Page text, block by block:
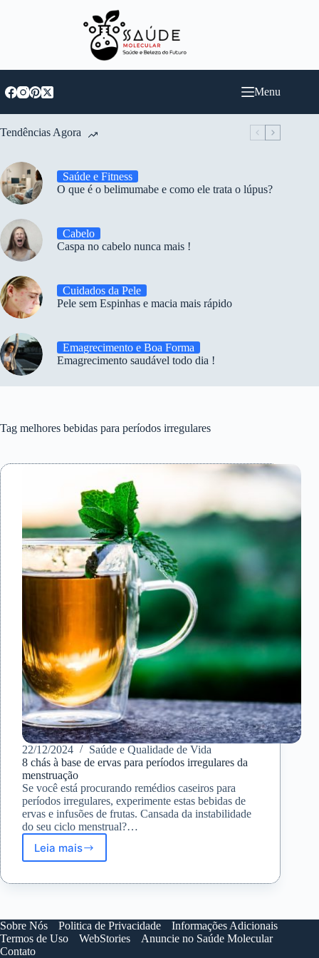
Menu
Tendências Agora
Saúde e Fitness
O que é o belimumabe e como ele trata o lúpus?
Cabelo
Caspa no cabelo nunca mais !
Cuidados da Pele
Pele sem Espinhas e macia mais rápido
Emagrecimento e Boa Forma
Emagrecimento saudável todo dia !
Tag melhores bebidas para períodos irregulares
22/12/2024
Saúde e Qualidade de Vida
8 chás à base de ervas para períodos irregulares da
menstruação
Se você está procurando remédios caseiros para
períodos irregulares, experimente estas bebidas de
ervas e infusões de frutas. Cansada da instabilidade
do seu ciclo menstrual?…
Leia mais
8
à
ervas
para
Sobre Nós Politica de Privacidade
Informações Adicionais
Termos de Uso
WebStories
Anuncie no Saúde Molecular
Contato